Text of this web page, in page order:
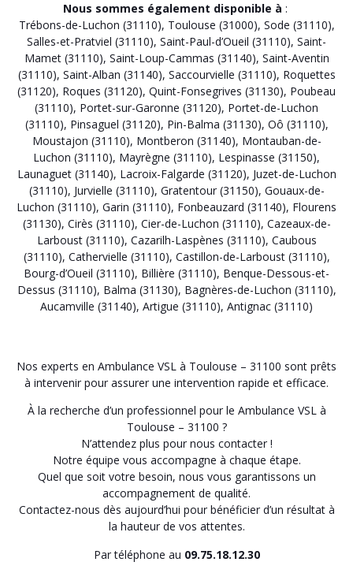
Nous sommes également disponible à :
Trébons-de-Luchon (31110), Toulouse (31000), Sode (31110),
Salles-et-Pratviel (31110), Saint-Paul-d’Oueil (31110), Saint-
Mamet (31110), Saint-Loup-Cammas (31140), Saint-Aventin
(31110), Saint-Alban (31140), Saccourvielle (31110), Roquettes
(31120), Roques (31120), Quint-Fonsegrives (31130), Poubeau
(31110), Portet-sur-Garonne (31120), Portet-de-Luchon
(31110), Pinsaguel (31120), Pin-Balma (31130), Oô (31110),
Moustajon (31110), Montberon (31140), Montauban-de-
Luchon (31110), Mayrègne (31110), Lespinasse (31150),
Launaguet (31140), Lacroix-Falgarde (31120), Juzet-de-Luchon
(31110), Jurvielle (31110), Gratentour (31150), Gouaux-de-
Luchon (31110), Garin (31110), Fonbeauzard (31140), Flourens
(31130), Cirès (31110), Cier-de-Luchon (31110), Cazeaux-de-
Larboust (31110), Cazarilh-Laspènes (31110), Caubous
(31110), Cathervielle (31110), Castillon-de-Larboust (31110),
Bourg-d’Oueil (31110), Billière (31110), Benque-Dessous-et-
Dessus (31110), Balma (31130), Bagnères-de-Luchon (31110),
Aucamville (31140), Artigue (31110), Antignac (31110)
Nos experts en Ambulance VSL à Toulouse – 31100 sont prêts
à intervenir pour assurer une intervention rapide et efficace.
À la recherche d’un professionnel pour le Ambulance VSL à
Toulouse – 31100 ?
N’attendez plus pour nous contacter !
Notre équipe vous accompagne à chaque étape.
Quel que soit votre besoin, nous vous garantissons un
accompagnement de qualité.
Contactez-nous dès aujourd’hui pour bénéficier d’un résultat à
la hauteur de vos attentes.
Par téléphone au 09.75.18.12.30